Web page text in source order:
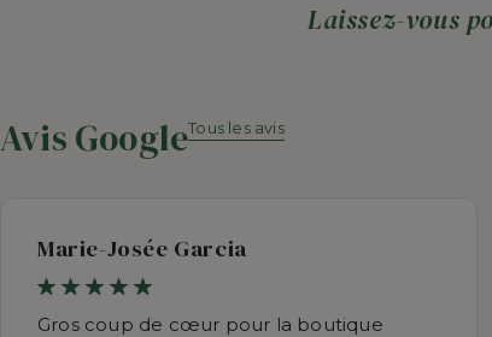
Laissez-vous
Avis GoogleTous les avis
Marie-Josée Garcia
Gros coup de cœur pour la boutique